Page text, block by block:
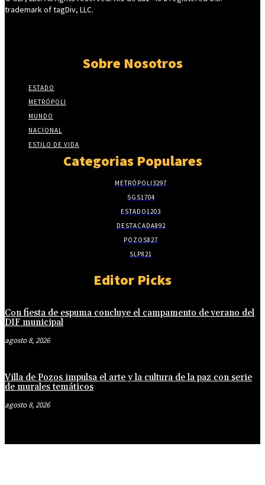
trademark of tagDiv, LLC.
Sobre Nosotros
ESTADO
METRÓPOLI
MUNDO
NACIONAL
ESTILO DE VIDA
Categorias Populares
METRÓPOLI3297
SGS1704
ESTADO1203
DESTACADA892
POZOS827
SLP821
Editor Picks
Con fiesta de espuma concluye el campamento de verano del
DIF municipal
agosto 8, 2026
Villa de Pozos impulsa el arte y la cultura de la paz con serie
de murales temáticos
agosto 8, 2026